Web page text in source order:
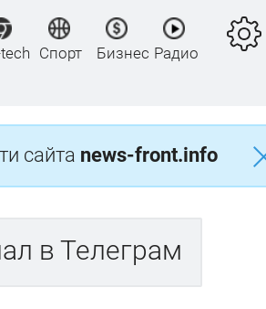
Спорт Бизнес Радио
сайта news-front.info
в Телеграм